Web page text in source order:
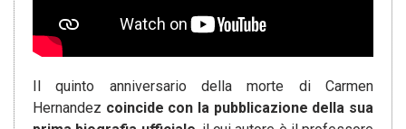
Il quinto anniversario della morte di Carmen
Hernandez coincide con la pubblicazione della sua